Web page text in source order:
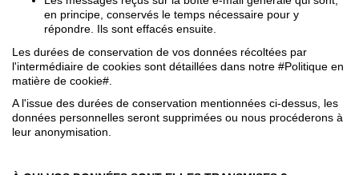
en principe, conservés le temps nécessaire pour y
répondre. Ils sont effacés ensuite.
Les durées de conservation de vos données récoltées par
l'intermédiaire de cookies sont détaillées dans notre #Politique en
matière de cookie#.
A l'issue des durées de conservation mentionnées ci-dessus, les
données personnelles seront supprimées ou nous procéderons à
leur anonymisation.